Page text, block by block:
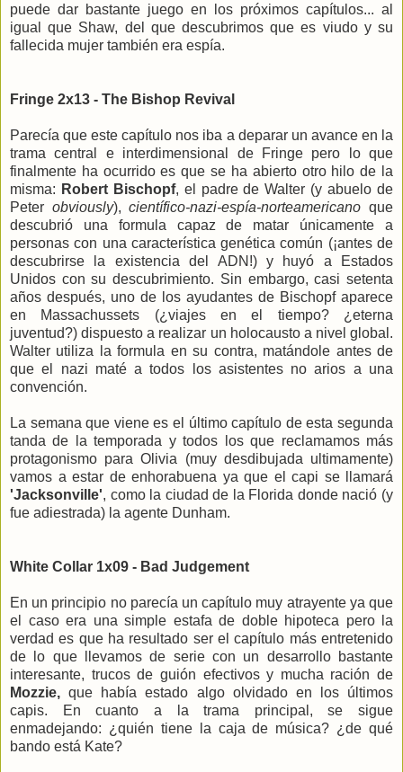
puede dar bastante juego en los próximos capítulos... al
igual que Shaw, del que descubrimos que es viudo y su
fallecida mujer también era espía.
Fringe 2x13 - The Bishop Revival
Parecía que este capítulo nos iba a deparar un avance en la
trama central e interdimensional de Fringe pero lo que
finalmente ha ocurrido es que se ha abierto otro hilo de la
misma: Robert Bischopf, el padre de Walter (y abuelo de
Peter obviously),científico-nazi-espía-norteamericano que
descubrió una formula capaz de matar únicamente a
personas con una característica genética común (¡antes de
descubrirse la existencia del ADN!) y huyó a Estados
Unidos con su descubrimiento. Sin embargo, casi setenta
años después, uno de los ayudantes de Bischopf aparece
en Massachussets (¿viajes en el tiempo? ¿eterna
juventud?) dispuesto a realizar un holocausto a nivel global.
Walter utiliza la formula en su contra, matándole antes de
que el nazi maté a todos los asistentes no arios a una
convención.
La semana que viene es el último capítulo de esta segunda
tanda de la temporada y todos los que reclamamos más
protagonismo para Olivia (muy desdibujada ultimamente)
vamos a estar de enhorabuena ya que el capi se llamará
'Jacksonville', como la ciudad de la Florida donde nació (y
fue adiestrada) la agente Dunham.
White Collar 1x09 - Bad Judgement
En un principio no parecía un capítulo muy atrayente ya que
el caso era una simple estafa de doble hipoteca pero la
verdad es que ha resultado ser el capítulo más entretenido
de lo que llevamos de serie con un desarrollo bastante
interesante, trucos de guión efectivos y mucha ración de
Mozzie, que había estado algo olvidado en los últimos
capis. En cuanto a la trama principal, se sigue
enmadejando: ¿quién tiene la caja de música? ¿de qué
bando está Kate?